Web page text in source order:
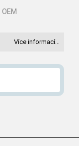
OEM
Více informací…